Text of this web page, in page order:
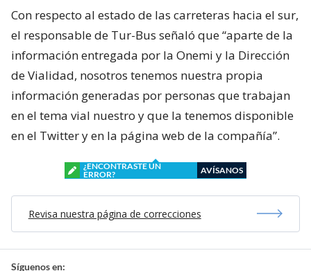
Con respecto al estado de las carreteras hacia el sur,
el responsable de Tur-Bus señaló que “aparte de la
información entregada por la Onemi y la Dirección
de Vialidad, nosotros tenemos nuestra propia
información generadas por personas que trabajan
en el tema vial nuestro y que la tenemos disponible
en el Twitter y en la página web de la compañía”.
¿ENCONTRASTE UN
ERROR?
AVÍSANOS
Revisa nuestra página de correcciones
Síguenos en: